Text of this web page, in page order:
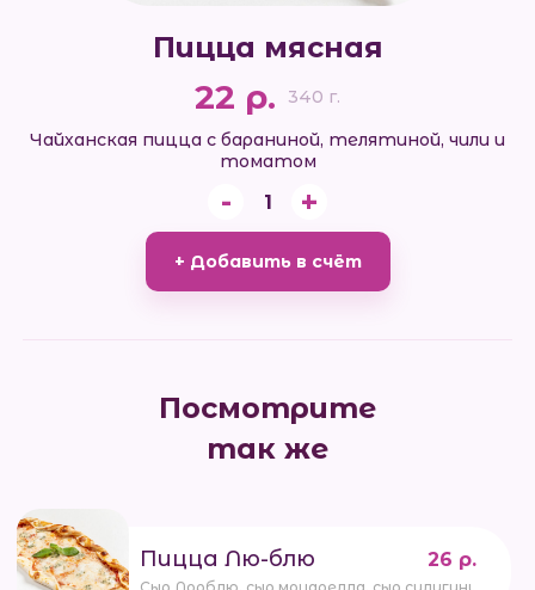
Пицца мясная
22 р.
340 г.
Чайханская пицца с бараниной, телятиной, чили и
томатом
- 1 +
+ Добавить в счёт
Посмотрите
так же
Пицца Лю-блю 26 р.